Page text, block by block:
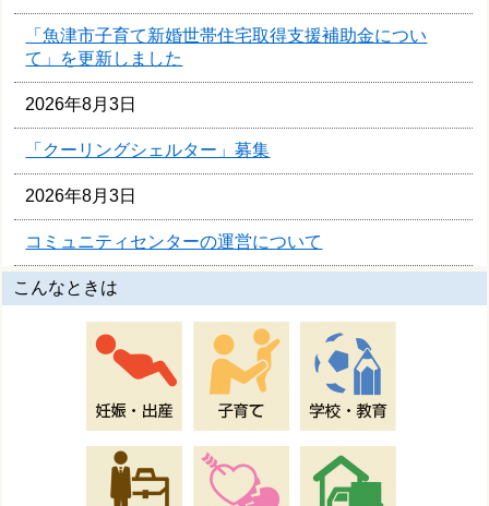
「魚津市子育て新婚世帯住宅取得支援補助金につい
て」を更新しました
2026年8月3日
「クーリングシェルター」募集
2026年8月3日
コミュニティセンターの運営について
こんなときは